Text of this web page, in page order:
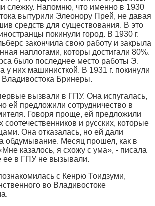
слежку. Напомню, что именно в 1930
вытурили Элеонору Прей, не давая
средств для существования. В это
покинули город. В 1930 г.
закончила свою работу и закрыла
наплогами, которы достигали 80%.
было последнее место работы Э.
у них машинисткой. В 1931 г. покинули
Бринеры.
вызвали в ГПУ. Она испугалась,
ей предложили сотрудничество в
Говоря проще, ей предложили
соотечественников и русских, которые
Она отказалась, но ей дали
обдумывание. Месяц прошел, как в
казалось, я схожу с ума», - писала
ее в ГПУ не вызывали.
с Кенрю Тоидзуми,
во Владивостоке